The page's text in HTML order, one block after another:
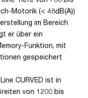
Motorik (< 48dB(A))
im Bereich
er über ein
Funktion, mit
gespeichert
CURVED ist in
von 1200 bis